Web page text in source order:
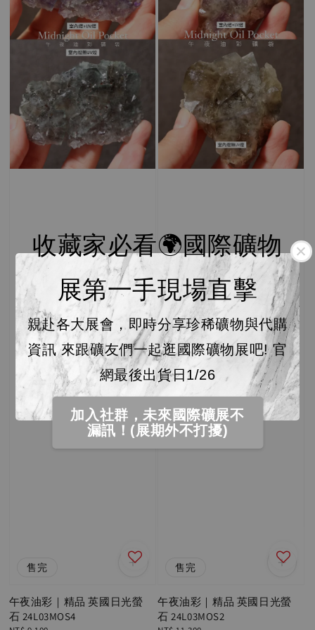
收藏家必看🌍國際礦物
展第一手現場直擊
親赴各大展會，即時分享珍稀礦物與代購
資訊 來跟礦友們一起逛國際礦物展吧! 官
網最後出貨日1/26
加入社群，未來國際礦展不
漏訊！(展期外不打擾)
售完
午夜油彩｜精品 英國日光螢
石 24L03MOS4
售完
午夜油彩｜精品 英國日光螢
石 24L03MOS2